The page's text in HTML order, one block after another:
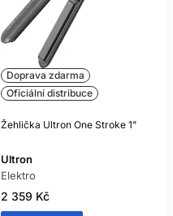
Doprava zdarma
Oficiální distribuce
Žehlička Ultron One Stroke 1"
Ultron
Elektro
2 359 Kč